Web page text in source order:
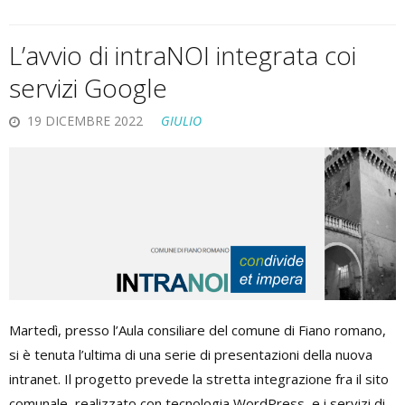
L’avvio di intraNOI integrata coi
servizi Google
19 DICEMBRE 2022 GIULIO
Martedì, presso l’Aula consiliare del comune di Fiano romano,
si è tenuta l’ultima di una serie di presentazioni della nuova
intranet. Il progetto prevede la stretta integrazione fra il sito